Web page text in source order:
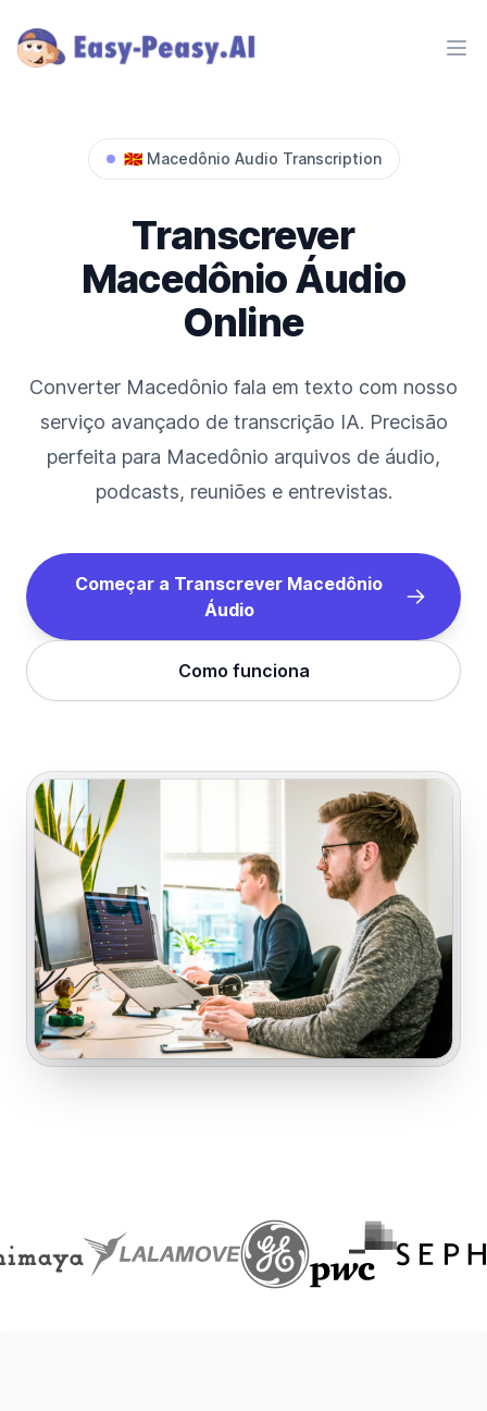
🇲🇰 Macedônio Audio Transcription
Transcrever
MacedônioÁudio
Online
Converter Macedônio fala em texto com nosso
serviço avançado de transcrição IA. Precisão
perfeita para Macedônio arquivos de áudio,
podcasts, reuniões e entrevistas.
Começar a Transcrever Macedônio
Áudio
Como funciona